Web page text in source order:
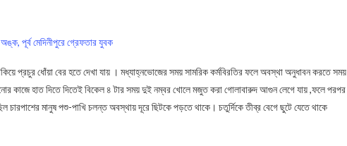
পূর্ব মেদিনীপুরে গ্রেফতার যুবক
প্রচুর ধোঁয়া বের হতে দেখা যায় । মধ্যাহ্নভোজের সময় সামরিক কর্মবিরতির ফলে অবস্থা অনুধাবন করতে সময়
কাজে হাত দিতে দিতেই বিকেল ৪ টার সময় দুই নম্বর খোলে মজুত করা গোলাবারুদ আগুন লেগে যায় ,ফলে পরপর
মানুষ পশু-পাখি চলন্ত অবস্থায় দূরে ছিটকে পড়তে থাকে। চতুর্দিকে তীব্র বেগে ছুটে যেতে থাকে